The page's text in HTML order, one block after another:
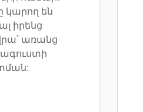
կարող են
իրենց
առանց